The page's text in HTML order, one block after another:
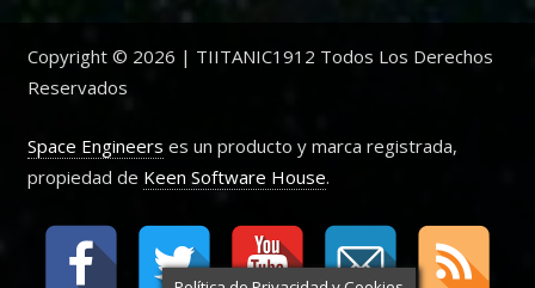
Copyright © 2026 | TIITANIC1912 Todos Los Derechos
Reservados
Space Engineers es un producto y marca registrada,
propiedad de Keen Software House.